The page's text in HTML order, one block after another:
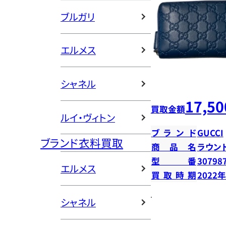
ブルガリ
エルメス
シャネル
ルイ・ヴィトン
ブランド衣料買取
エルメス
シャネル
買取金額
ブランドGUCCI
商品名 ラウン
型番
買取時期2022